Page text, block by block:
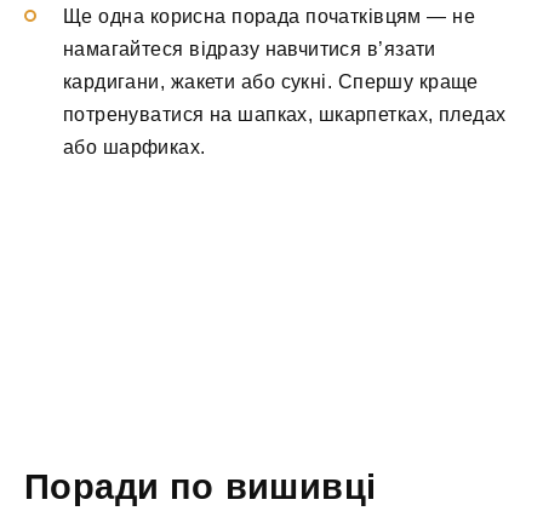
Ще одна корисна порада початківцям — не
намагайтеся відразу навчитися в’язати
кардигани, жакети або сукні. Спершу краще
потренуватися на шапках, шкарпетках, пледах
або шарфиках.
Поради по вишивці